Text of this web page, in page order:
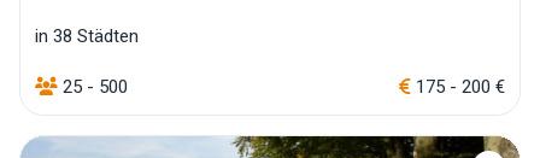
in 38 Städten
25 - 500 175 - 200 €